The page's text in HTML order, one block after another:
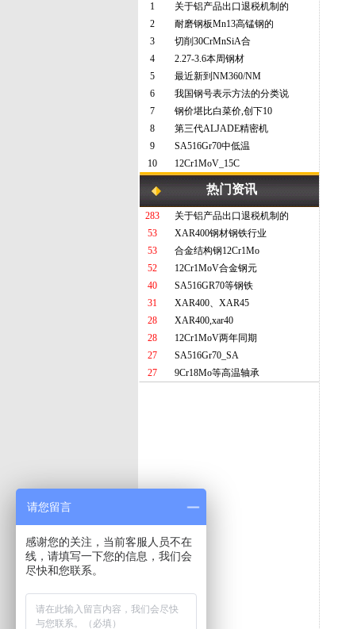
1
关于铝产品出口退税机制的
2
耐磨钢板Mn13高锰钢的
3
切削30CrMnSiA合
4
2.27-3.6本周钢材
5
最近新到NM360/NM
6
我国钢号表示方法的分类说
7
钢价堪比白菜价,创下10
8
第三代ALJADE精密机
9
SA516Gr70中低温
10
12Cr1MoV_15C
热门资讯
283
关于铝产品出口退税机制的
53
XAR400钢材钢铁行业
53
合金结构钢12Cr1Mo
52
12Cr1MoV合金钢元
40
SA516GR70等钢铁
31
XAR400、XAR45
28
XAR400,xar40
28
12Cr1MoV两年同期
27
SA516Gr70_SA
27
9Cr18Mo等高温轴承
请您留言
感谢您的关注，当前客服人员不在
线，请填写一下您的信息，我们会
尽快和您联系。